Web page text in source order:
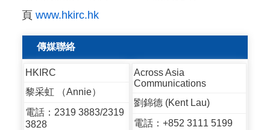
頁 www.hkirc.hk
傳媒聯絡
HKIRC
黎采虹 （Annie）
電話：2319 3883/2319
3828
Across Asia
Communications
劉錦德 (Kent Lau)
電話：+852 3111 5199